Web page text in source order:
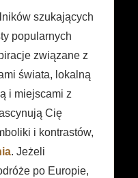
szukających
popularnych
związane z
świata, lokalną
i miejscami z
Cię
i kontrastów,
. Jeżeli
po Europie,